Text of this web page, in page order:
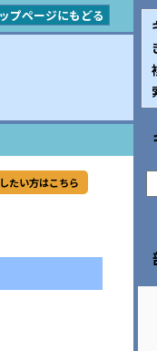
プページにもどる
たい方はこちら